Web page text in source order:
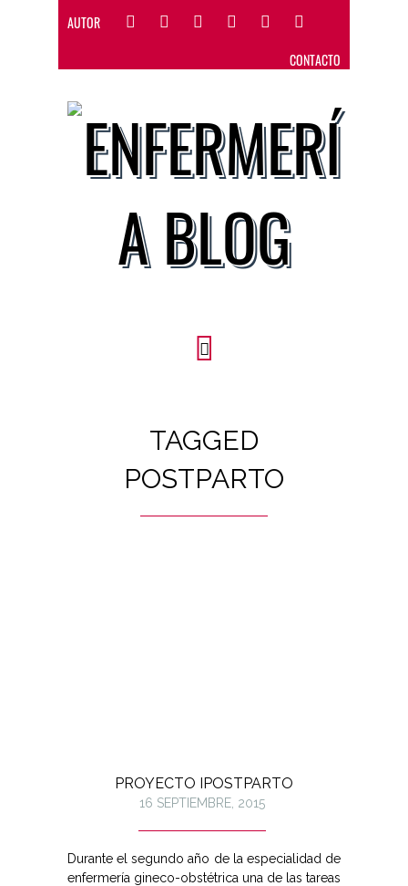
AUTOR
CONTACTO
TAGGED
POSTPARTO
PROYECTO IPOSTPARTO
16 SEPTIEMBRE, 2015
Durante el segundo año de la especialidad de
enfermería gineco-obstétrica una de las tareas